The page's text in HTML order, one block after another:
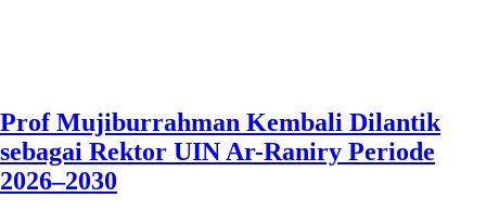
Prof Mujiburrahman Kembali Dilantik
sebagai Rektor UIN Ar-Raniry Periode
2026–2030